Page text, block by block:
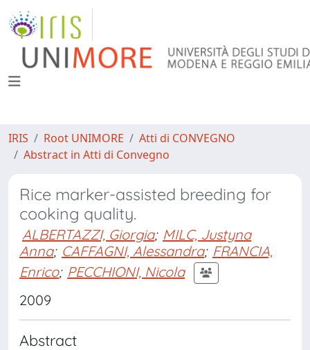
IRIS Root UNIMORE
Atti di CONVEGNO
Abstract in Atti di Convegno
Rice marker-assisted breeding for
cooking quality.
ALBERTAZZI, Giorgia; MILC, Justyna
Anna; CAFFAGNI, Alessandra; FRANCIA,
Enrico; PECCHIONI, Nicola
2009
Abstract